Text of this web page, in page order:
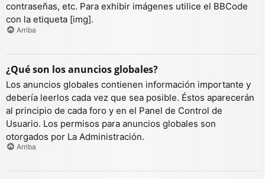
contraseñas, etc. Para exhibir imágenes utilice el BBCode
con la etiqueta [img].
Arriba
¿Qué son los anuncios globales?
Los anuncios globales contienen información importante y
debería leerlos cada vez que sea posible. Éstos aparecerán
al principio de cada foro y en el Panel de Control de
Usuario. Los permisos para anuncios globales son
otorgados por La Administración.
Arriba